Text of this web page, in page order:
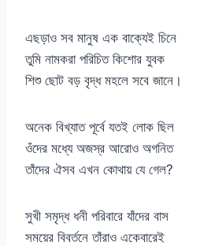
এছড়াও সব মানুষ এক বাক্যেই চিনে
তুমি নামকরা পরিচিত কিশোর যুবক
শিশু ছোট বড় বৃদ্ধ মহলে সবে জানে।
অনেক বিখ্যাত পূর্বে যতই লোক ছিল
ওঁদের মধ্যে অজস্র আরোও অগনিত
তাঁদের ঐসব এখন কোথায় যে গেল?
সুখী সমৃদ্ধ ধনী পরিবারে যাঁদের বাস
সময়ের বিবর্তনে তাঁরাও একেবারেই